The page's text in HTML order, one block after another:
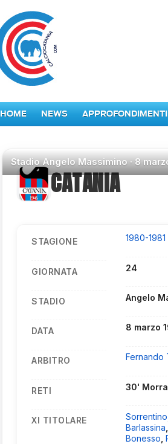
HOME NEWS APPROFONDIMENTI
StadioAngelo Massimino ·8
CATANIA
STAGIONE 1980-1981
GIORNATA 24
STADIO Angelo
DATA 8 marzo
ARBITRO Fernando
RETI 30'
XI TITOLARE Sorrentino
Barlassina
Bonesso ,